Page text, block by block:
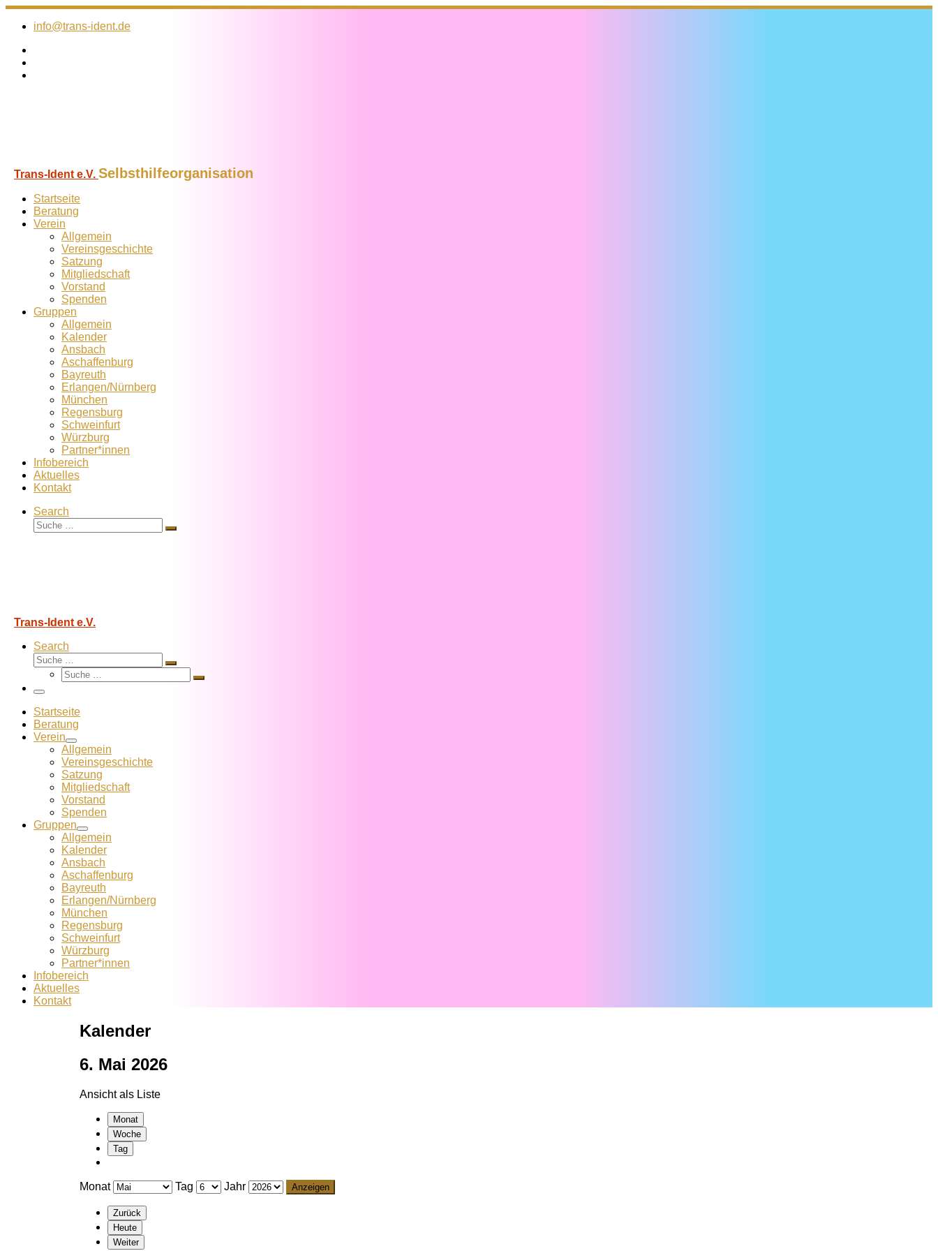
Zum
Inhalt
info@trans-ident.de
Trans-Ident e.V. Selbsthilfeorganisation
Startseite
Beratung
Verein
Allgemein
Vereins­geschichte
Satzung
Mitglied­schaft
Vorstand
Spenden
Gruppen
Allgemein
Kalender
Ansbach
Aschaffenburg
Bayreuth
Erlangen/Nürnberg
München
Regensburg
Schweinfurt
Würzburg
Partner*innen
Infobereich
Aktuelles
Kontakt
Search
Suche
Suche
Trans-Ident e.V.
Search
Suche
Suche
Suche
Suche
Menü
Startseite
Beratung
Verein
Allgemein
Vereins­geschichte
Satzung
Mitglied­schaft
Vorstand
Spenden
Gruppen
Allgemein
Kalender
Ansbach
Aschaffenburg
Bayreuth
Erlangen/Nürnberg
München
Regensburg
Schweinfurt
Würzburg
Partner*innen
Infobereich
Aktuelles
Kontakt
Kalender
6. Mai 2026
Ansicht als Liste
Monat
Woche
Tag
Monat Tag Jahr
Zurück
Heute
Weiter